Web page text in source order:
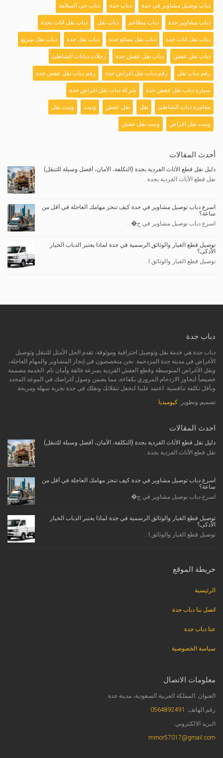
دباب توصيل مشاوير في جدة دباب جدة دباب حي السلامة
دباب مشاوير جدة دباب مطاعم دباب نقل دباب نقل اثاث بجدة
دباب نقل اثاث جدة دباب نقل بضائع جدة دباب نقل جدة دباب نقل سريع
دباب نقل عفش دباب نقل عفش جدة رحلات دبابات الشاطئ
رقم دباب نقل رقم دباب نقل اغراض جدة رقم دباب نقل عفش جدة
سيارة دباب نقل عفش جدة شركة دباب نقل اغراض جدة
مغامرة دباب الشاطئ نقل نقل عفش ونيت ونيت نقل
ونيت نقل اغراض ونيت نقل عفش
أحدث المقالات
دليل نقل قطع الأثاث الفردية بجدة (التكلفة، الأمان، أفضل وسيلة للتنقل)
نقل قطع الأثاث الفردية بجدة...
اسرع دباب توصيل مشاوير في جدة كيف تنجز مهامك العاجلة في أقل من
ساعة؟
اسرع دباب توصيل مشاوير في ج�...
توصيل قطع الغيار والوثائق الرسمية في جدة لماذا يعتبر الدباب الخيار
الأذكى؟
توصيل قطع الغيار والوثائق ا...
دباب جدة
دباب جدة هي خدمة نقل وتوصيل احترافية وموثوقة، تقدم الحل الأمثل للتنقل وتوصيل
الأغراض في مدينة جدة المزدحمة. نحن متخصصون في إنجاز المشاوير والمهام العاجلة،
ونقل الأغراض المتوسطة وقطع العفش الفردية بسرعة فائقة وأمان تام. الخدمة مصممة
خصيصاً لتجاوز الازدحام المروري بكفاءة، مما يضمن وصول أغراضك في الموعد المحدد
وبأقل تكلفة تنافسية. اعتمد علينا لتجعل تنقلاتك ونقلك في جدة تجربة سهلة ومريحة.
تصميم وتطوير: كيوميديا
احدث المقالات
دليل نقل قطع الأثاث الفردية بجدة (التكلفة، الأمان، أفضل وسيلة للتنقل)
نقل قطع الأثاث الفردية بجدة...
اسرع دباب توصيل مشاوير في جدة كيف تنجز مهامك العاجلة في أقل من
ساعة؟
اسرع دباب توصيل مشاوير في ج�...
توصيل قطع الغيار والوثائق الرسمية في جدة لماذا يعتبر الدباب الخيار
الأذكى؟
توصيل قطع الغيار والوثائق ا...
خريطة الموقع
الرئيسية
اتصل بنا دباب جدة
عنا دباب جدة
سياسة الخصوصية
معلومات الاتصال
العنوان: المملكة العربية السعودية، مدينة جدة
رقم الهاتف: 0564892491
البريد الالكتروني:
mmor57017@gmail.com